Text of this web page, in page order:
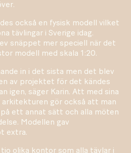
också en fysisk modell vilket
tävlingar i Sverige idag.
snäppet mer speciell när det
modell med skala 1:20.
in i det sista men det blev
av projektet för det kändes
igen, säger Karin. Att med sina
arkitekturen gör också att man
ett annat sätt och alla möten
Modellen gav
extra.
tio olika kontor som alla tävlar i